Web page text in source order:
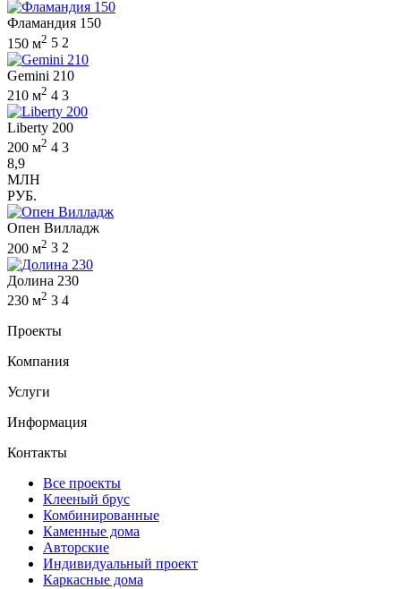
Фламандия 150
150 м2 5 2
Gemini 210
210 м2 4 3
Liberty 200
200 м2 4 3
8,9
МЛН
РУБ.
Опен Вилладж
200 м2 3 2
Долина 230
230 м2 3 4
Проекты
Компания
Услуги
Информация
Контакты
Все проекты
Клееный брус
Комбинированные
Каменные дома
Авторские
Индивидуальный проект
Каркасные дома